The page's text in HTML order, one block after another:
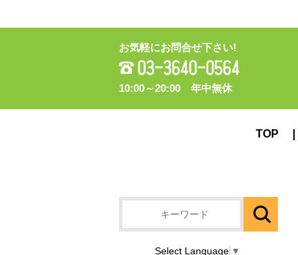
お気軽にお問合せ下さい!
10:00～20:00 年中無休
TOP
Select Language ▼